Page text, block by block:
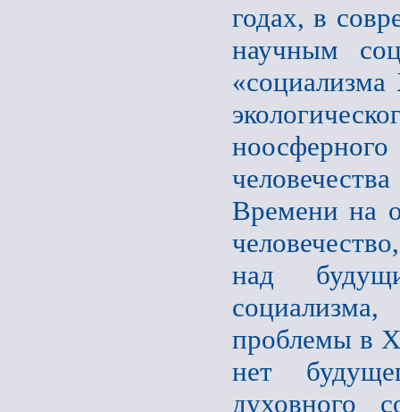
годах, в
научным
Времени на
над
проблемы в
нет
духовного